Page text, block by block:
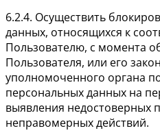
6.2.4. Осуществить
данных, относящихся к
Пользователю, с момента
Пользователя, или его
уполномоченного органа
персональных данных на
выявления недостоверных
неправомерных действий.